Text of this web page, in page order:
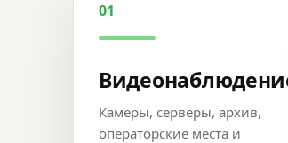
01
Камеры, серверы, архив,
операторские места и